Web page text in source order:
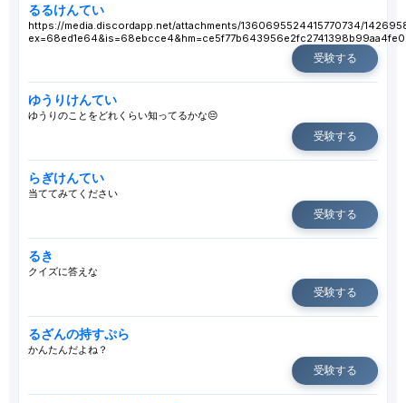
るるけんてい
https://media.discordapp.net/attachments/1360695524415770734/
受験する
ゆうりけんてい
ゆうりのことをどれくらい知ってるかな😔
受験する
らぎけんてい
当ててみてください
受験する
るき
クイズに答えな
受験する
るざんの持すぷら
かんたんだよね？
受験する